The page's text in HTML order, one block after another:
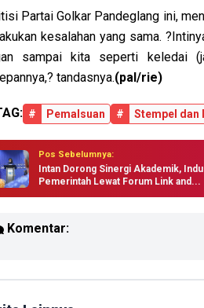
Partai Golkar Pandeglang ini,
kesalahan yang sama.
sampai kita seperti keledai
tandasnya.(pal/rie)
# Pemalsuan # Stempel dan
Pos Sebelumnya:
Intan Dorong Sinergi Akademik,
Pemerintah Lewat Forum Link and...
Komentar: